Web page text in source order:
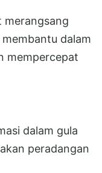
merangsang
dalam
mempercepat
dalam gula
peradangan